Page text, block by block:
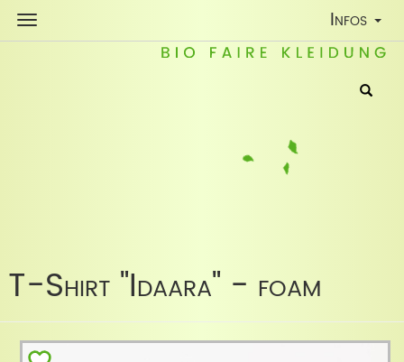
Toggle
Infos
T-Shirt "Idaara" - foam